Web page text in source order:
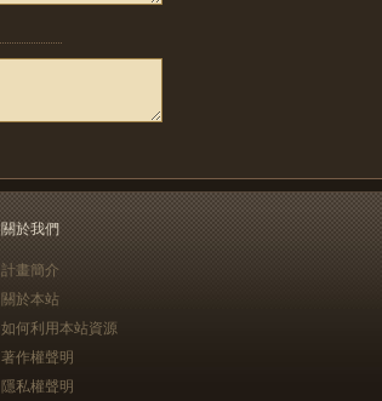
關於我們
計畫簡介
關於本站
如何利用本站資源
著作權聲明
隱私權聲明